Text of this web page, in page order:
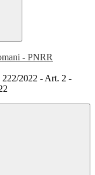
- PNRR
2022 - Art. 2 -